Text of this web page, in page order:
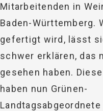
Mitarbeitenden in
Baden-Württemberg.
gefertigt wird, lässt
schwer erklären, das
gesehen haben.
haben nun Grünen-